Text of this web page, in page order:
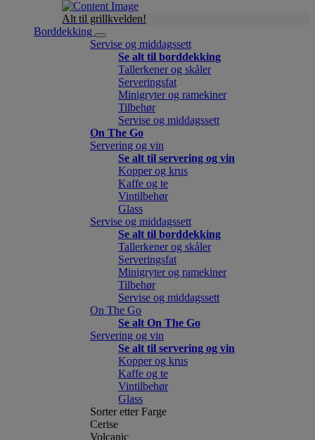
Alt til grillkvelden!
Borddekking
Servise og middagssett
Se alt til borddekking
Tallerkener og skåler
Serveringsfat
Minigryter og ramekiner
Tilbehør
Servise og middagssett
On The Go
Servering og vin
Se alt til servering og vin
Kopper og krus
Kaffe og te
Vintilbehør
Glass
Servise og middagssett
Se alt til borddekking
Tallerkener og skåler
Serveringsfat
Minigryter og ramekiner
Tilbehør
Servise og middagssett
On The Go
Se alt On The Go
Servering og vin
Se alt til servering og vin
Kopper og krus
Kaffe og te
Vintilbehør
Glass
Sorter etter Farge
Cerise
Volcanic